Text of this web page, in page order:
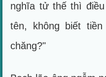
nghĩa tử thế thì
tên, không biết
chăng?"